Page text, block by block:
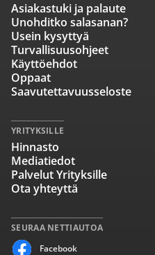
SEURAA NETTIAUTOA
Facebook
Asiakastuki ja palaute
Unohditko salasanan?
Usein kysyttyä
Turvallisuusohjeet
Käyttöehdot
Oppaat
Saavutettavuusseloste
YRITYKSILLE
Hinnasto
Mediatiedot
Palvelut Yrityksille
Ota yhteyttä